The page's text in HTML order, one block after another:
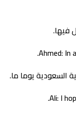
فيها.
Ahmed: In
السعودية يوما ما.
Ali: I